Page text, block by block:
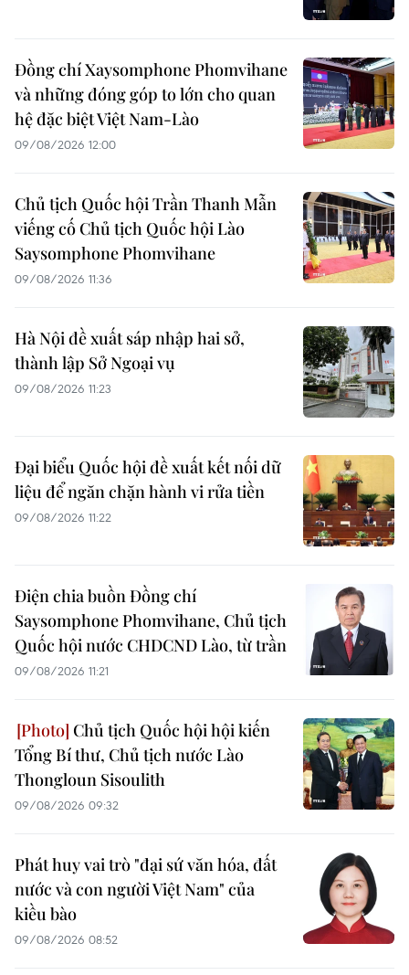
Đồng chí Xaysomphone Phomvihane
và những đóng góp to lớn cho quan
hệ đặc biệt Việt Nam-Lào
09/08/2026 12:00
Chủ tịch Quốc hội Trần Thanh Mẫn
viếng cố Chủ tịch Quốc hội Lào
Saysomphone Phomvihane
09/08/2026 11:36
Hà Nội đề xuất sáp nhập hai sở,
thành lập Sở Ngoại vụ
09/08/2026 11:23
Đại biểu Quốc hội đề xuất kết nối dữ
liệu để ngăn chặn hành vi rửa tiền
09/08/2026 11:22
Điện chia buồn Đồng chí
Saysomphone Phomvihane, Chủ tịch
Quốc hội nước CHDCND Lào, từ trần
09/08/2026 11:21
Chủ tịch Quốc hội hội kiến
Tổng Bí thư, Chủ tịch nước Lào
Thongloun Sisoulith
09/08/2026 09:32
Phát huy vai trò "đại sứ văn hóa, đất
nước và con người Việt Nam" của
kiều bào
09/08/2026 08:52